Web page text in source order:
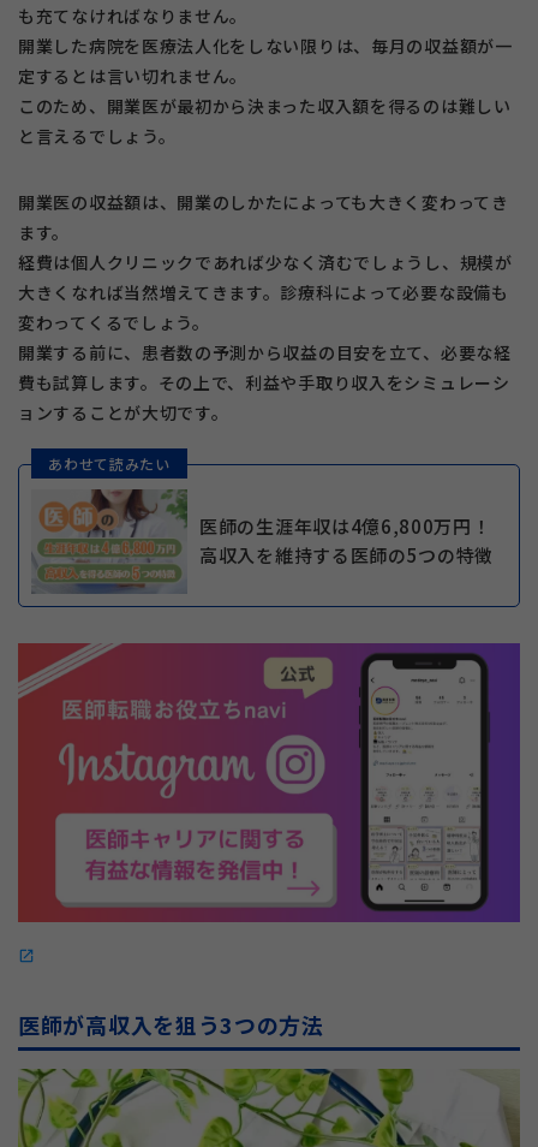
も充てなければなりません。
開業した病院を医療法人化をしない限りは、毎月の収益額が一
定するとは言い切れません。
このため、開業医が最初から決まった収入額を得るのは難しい
と言えるでしょう。
開業医の収益額は、開業のしかたによっても大きく変わってき
ます。
経費は個人クリニックであれば少なく済むでしょうし、規模が
大きくなれば当然増えてきます。診療科によって必要な設備も
変わってくるでしょう。
開業する前に、患者数の予測から収益の目安を立て、必要な経
費も試算します。その上で、利益や手取り収入をシミュレーシ
ョンすることが大切です。
あわせて読みたい
医師の生涯年収は4億6,800万円！
高収入を維持する医師の5つの特徴
open_in_new
医師が高収入を狙う3つの方法